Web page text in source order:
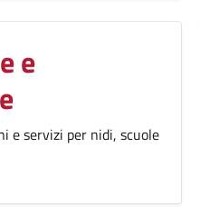
e
e servizi per nidi, scuole